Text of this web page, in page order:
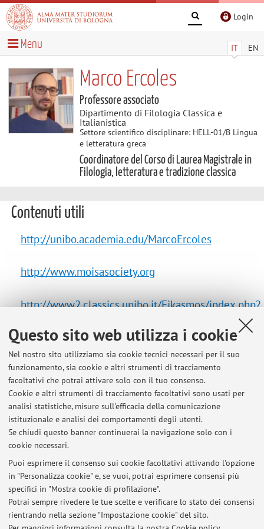
Questo sito web utilizza i cookie
Nel nostro sito utilizziamo sia cookie tecnici necessari per il suo
funzionamento, sia cookie e altri strumenti di tracciamento
facoltativi che potrai attivare solo con il tuo consenso.
Cookie e altri strumenti di tracciamento facoltativi sono usati per
analisi statistiche, misure sull'efficacia della comunicazione
istituzionale e analisi dei comportamenti degli utenti.
Se chiudi questo banner continuerai la navigazione solo con i
cookie necessari.
Puoi esprimere il consenso sui cookie facoltativi attivando l'opzione
in "Personalizza cookie" e, se vuoi, potrai esprimere consensi più
specifici in "Mostra cookie di profilazione".
Potrai sempre rivedere le tue scelte e verificare lo stato dei consensi
rientrando nella sezione "Impostazione cookie" del sito.
Login
IT EN
Menu
Marco Ercoles
Professore associato
Dipartimento di Filologia Classica e
Italianistica
Settore scientifico disciplinare: HELL-01/B Lingua
e letteratura greca
Coordinatore del Corso di Laurea Magistrale in
Filologia, letteratura e tradizione classica
Contenuti utili
http://unibo.academia.edu/MarcoErcoles
http://www.moisasociety.org
http://www2.classics.unibo.it/Eikasmos/index.php?
Ultimi avvisi
Tutorato di Alfabetizzazione al Greco Antico - a.a. 2025/2026
Pubblicato il: 24 settembre 2025
Appelli di Grammatica greca (triennio e magistrale)
Pubblicato il: 10 giugno 2025
Lezioni online nei giorni 5, 6 e 7 dicembre 2023 / Appello di Lett.
greca
Pubblicato il: 04 dicembre 2023